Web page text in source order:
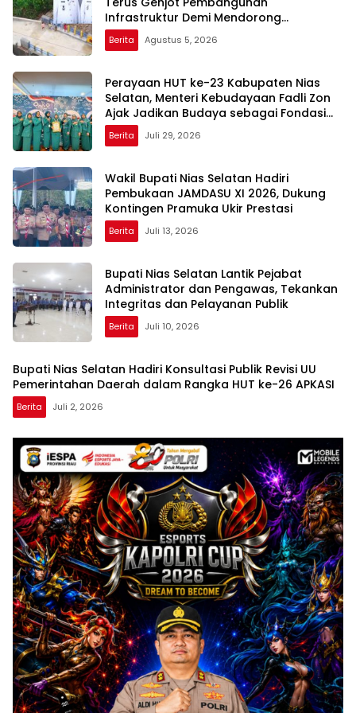
Infrastruktur Demi Mendorong
Konektivitas dan Pertumbuhan Daerah
Berita Agustus 5, 2026
Perayaan HUT ke-23 Kabupaten Nias
Selatan, Menteri Kebudayaan Fadli Zon
Ajak Jadikan Budaya sebagai Fondasi
Pembangunan Daerah
Berita Juli 29, 2026
Wakil Bupati Nias Selatan Hadiri
Pembukaan JAMDASU XI 2026, Dukung
Kontingen Pramuka Ukir Prestasi
Berita Juli 13, 2026
Bupati Nias Selatan Lantik Pejabat
Administrator dan Pengawas, Tekankan
Integritas dan Pelayanan Publik
Berita Juli 10, 2026
Bupati Nias Selatan Hadiri Konsultasi Publik Revisi UU
Pemerintahan Daerah dalam Rangka HUT ke-26 APKASI
Berita Juli 2, 2026